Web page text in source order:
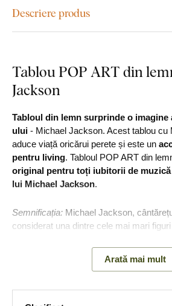
Descriere produs
Tablou POP ART din
Jackson
Tabloul din lemn surprinde o imagine
ului - Michael Jackson. Acest tablou cu
aduce viață oricărui perete și este un
pentru living. Tabloul POP ART din
original pentru toți iubitorii de
lui Michael Jackson.
Semnificația: Michael Jackson,
considerat una dintre cele mai mari
Principalele avantaje
Arată mai mult